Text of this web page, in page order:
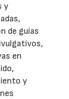
y
de guías
en
y